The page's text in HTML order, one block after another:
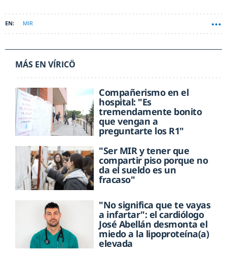
MIR
MÁS EN VÍRICÖ
Compañerismo en el
hospital: "Es
tremendamente bonito
que vengan a
preguntarte los R1"
"Ser MIR y tener que
compartir piso porque no
da el sueldo es un
fracaso"
"No significa que te vayas
a infartar": el cardiólogo
José Abellán desmonta el
miedo a la lipoproteína(a)
elevada